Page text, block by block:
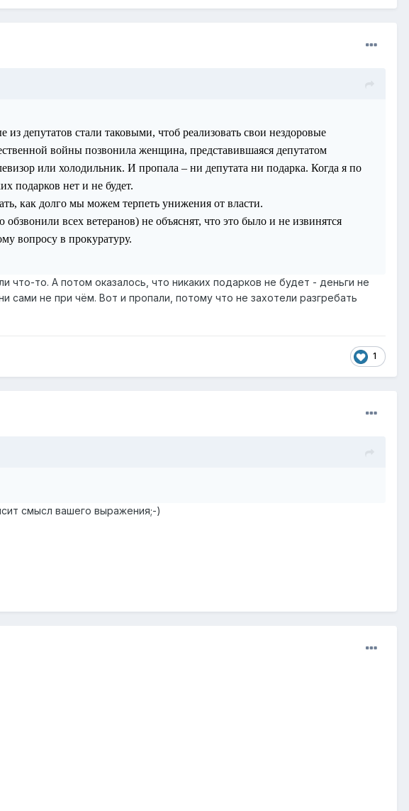
депутатов стали таковыми, чтоб реализовать свои нездоровые
войны позвонила женщина, представившаяся депутатом
или холодильник. И пропала – ни депутата ни подарка. Когда я по
подарков нет и не будет.
как долго мы можем терпеть унижения от власти.
всех ветеранов) не объяснят, что это было и не извинятся
вопросу в прокуратуру.
то. А потом оказалось, что никаких подарков не будет - деньги не
не при чём. Вот и пропали, потому что не захотели разгребать
1
смысл вашего выражения;-)